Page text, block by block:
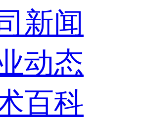
新闻
动态
百科